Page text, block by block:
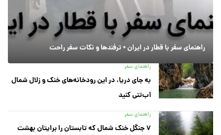
راهنمای سفر با قطار در ایران + ترفندها و نکات سفر راحت
راهنمای سفر
به جای دریا، در این رودخانه‌های خنک و زلال شمال
آب‌تنی کنید
راهنمای سفر
۷ جنگل خنک شمال که تابستان را برایتان بهشت